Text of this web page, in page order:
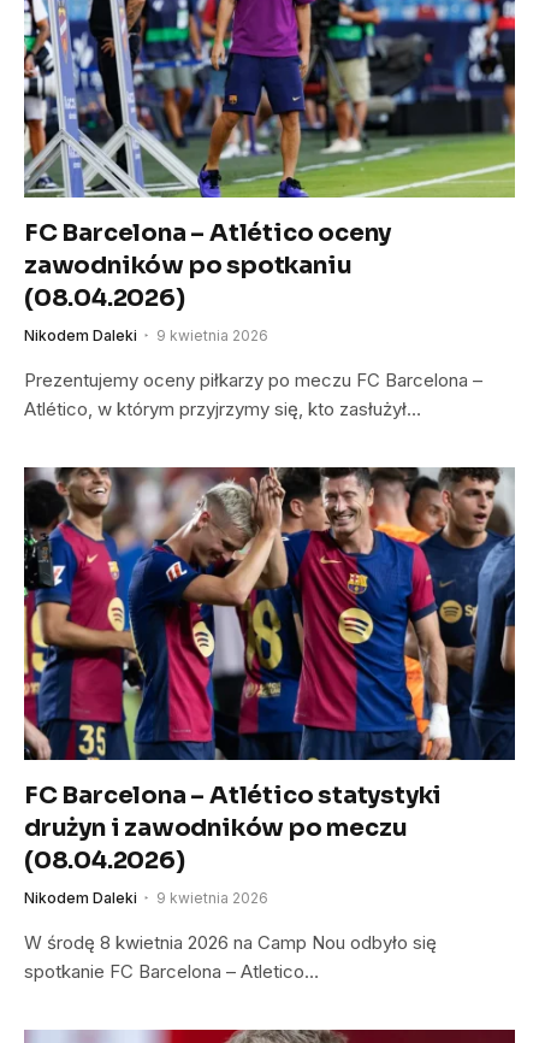
FC Barcelona – Atlético oceny
zawodników po spotkaniu
(08.04.2026)
Nikodem Daleki 9 kwietnia 2026
Prezentujemy oceny piłkarzy po meczu FC Barcelona –
Atlético, w którym przyjrzymy się, kto zasłużył…
FC Barcelona – Atlético statystyki
drużyn i zawodników po meczu
(08.04.2026)
Nikodem Daleki 9 kwietnia 2026
W środę 8 kwietnia 2026 na Camp Nou odbyło się
spotkanie FC Barcelona – Atletico…